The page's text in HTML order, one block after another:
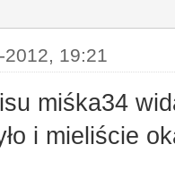
2012, 19:21
miśka34
i mieliście